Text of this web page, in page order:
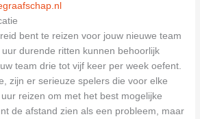
bent te reizen voor jouw nieuwe team
durende ritten kunnen behoorlijk
team drie tot vijf keer per week oefent.
zijn er serieuze spelers die voor elke
reizen om met het best mogelijke
de afstand zien als een probleem, maar